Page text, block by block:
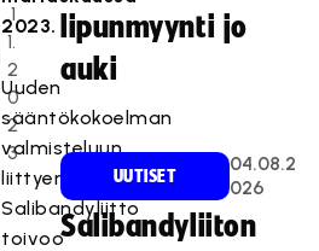
.1
1.
2
0
2
3
2023.
Uuden
sääntökokoelman
valmisteluun
liittyen
Salibandyliitto
toivoo
lipunmyynti jo
auki
UUTISET
04.08.2
026
Salibandyliiton